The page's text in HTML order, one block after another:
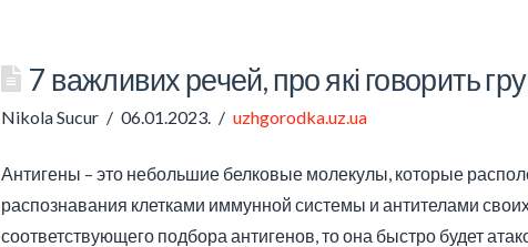
7 важливих речей, про які говорить
Nikola Sucur 06.01.2023. uzhgorodka.uz.ua
Антигены – это небольшие белковые молекулы, которые
распознавания клетками иммунной системы и антителами
соответствующего подбора антигенов, то она быстро будет